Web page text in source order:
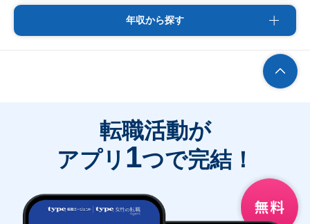
年収から探す
転職活動が
アプリ 1つで完結！